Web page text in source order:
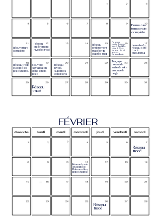
Fermeture
temporaire
complète
Réouverture
complète
Réseau
entièrement
nivelé et tracé
Réseau
entièrement
tracé en fin
d'après-midi.
Le reste du
réseau a été
tracé
aujourd'hui.
Réseau
partiellement
tracé (familiale,
côte à Guy,
descente et
accès
Desjardins).
Réseau tracé
excepté les
pistes noires.
Nouvelle
signalisation
dans le hors-
piste
Réseau
nivelé,
superbes
conditions
Traçage
prévu à la
suite de suite
la nouvelle
neige
Réseau
tracé
FÉVRIER
Réseau
tracé
Réseau tracé
(excepté le
Plateau et les
pistes noires)
Réseau
tracé